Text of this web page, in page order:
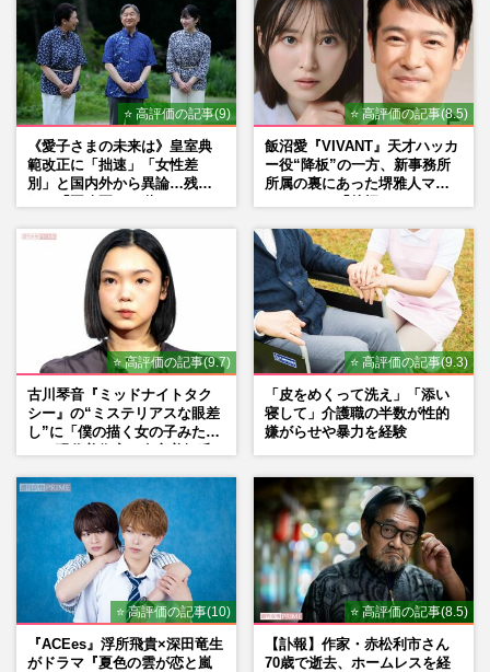
⭐ 高評価の記事(9)
《愛子さまの未来は》皇室典
範改正に「拙速」「女性差
別」と国内外から異論…残さ
⭐ 高評価の記事(8.5)
飯沼愛『VIVANT』天才ハッカ
ー役“降板”の一方、新事務所
所属の裏にあった堺雅人マネ
⭐ 高評価の記事(9.7)
古川琴音『ミッドナイトタク
シー』の“ミステリアスな眼差
し”に「僕の描く女の子みた
⭐ 高評価の記事(9.3)
「皮をめくって洗え」「添い
寝して」介護職の半数が性的
嫌がらせや暴力を経験
⭐ 高評価の記事(10)
『ACEes』浮所飛貴×深田竜生
がドラマ『夏色の雲が恋と嵐
⭐ 高評価の記事(8.5)
【訃報】作家・赤松利市さん
70歳で逝去、ホームレスを経